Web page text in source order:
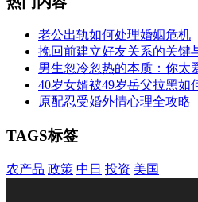
老公出轨如何处理婚姻危机
挽回前建立好友关系的关键
男生忽冷忽热的本质：你太
40岁女婿被49岁岳父拉黑如
原配忍受婚外情心理全攻略
TAGS标签
农产品 政策 中日 投资 美国